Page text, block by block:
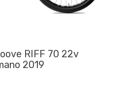
RIFF 70 22v
2019